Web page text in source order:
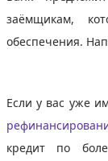
заёмщикам,
обеспечения.
Если у вас уже
кредит по